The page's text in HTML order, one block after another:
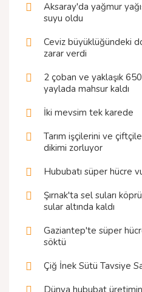
Aksaray'da yağmur
suyu oldu
Ceviz büyüklüğündeki
zarar verdi
2 çoban ve yaklaşık
yaylada mahsur kaldı
İki mevsim tek karede
Tarım işçilerini ve
dikimi zorluyor
Hububatı süper hücre
Şırnak'ta sel suları
sular altında kaldı
Gaziantep'te süper hücre
söktü
Çiğ İnek Sütü Tavsiye